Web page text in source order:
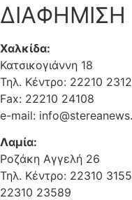
ΔΙΑΦΗΜΙΣΗ
Χαλκίδα:
Κατσικογιάννη 18
Τηλ. Κέντρο: 22210
Fax: 22210 24108
e-mail:
Λαμία:
Ροζάκη Αγγελή 26
Τηλ. Κέντρο: 22310
22310 23589